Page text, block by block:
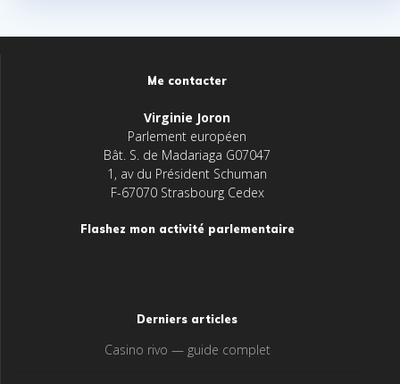
Me contacter
Virginie Joron
Parlement européen
Bât. S. de Madariaga G07047
1, av du Président Schuman
F-67070 Strasbourg Cedex
Flashez mon activité parlementaire
Derniers articles
Casino rivo — guide complet